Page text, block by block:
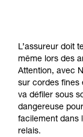
L’assureur doit
même lors des
Attention, avec
sur cordes fines
va défiler sous
dangereuse
facilement dans
relais.